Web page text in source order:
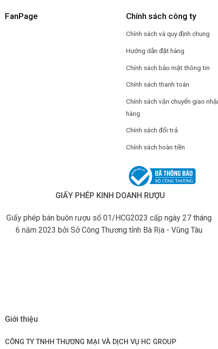
FanPage Chính sách công ty
Chính sách và quy định chung
Hướng dẫn đặt hàng
Chính sách bảo mật thông tin
Chính sách thanh toán
Chính sách vận chuyển giao
hàng
Chính sách đổi trả
Chính sách hoàn tiền
GIẤY PHÉP KINH DOANH RƯỢU
Giấy phép bán buôn rượu số 01/HCG2023 cấp ngày 27 tháng
6 năm 2023 bởi Sở Công Thương tỉnh Bà Rịa - Vũng Tàu
Giới thiệu
CÔNG TY TNHH THƯƠNG MẠI VÀ DỊCH VỤ HC GROUP